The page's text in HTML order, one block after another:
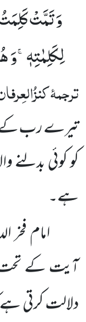
وَ تَمَّتْ
لِكَلِمٰتِهٖۚ-وَ
ترجمۂ
تیرے رب کے
کو کوئی بدلنے
ہے۔
امام فخر
آیت کے تحت
دلالت کرتی